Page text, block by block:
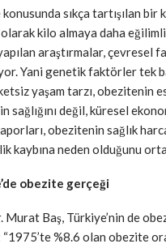
sıkça tartışılan bir
kilo almaya daha
araştırmalar,
Yani genetik faktörler tek
yaşam tarzı, obezitenin
sağlığını değil, küresel
obezitenin sağlık
kaybına neden olduğunu
obezite gerçeği
Murat Baş, Türkiye’nin de
%8.6 olan obezite